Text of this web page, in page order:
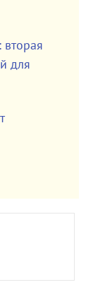
вторая
для